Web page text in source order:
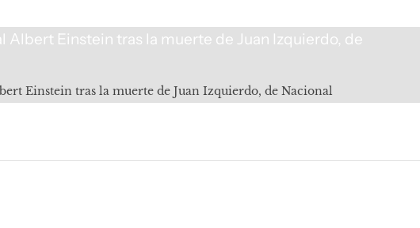
Einstein tras la muerte de Juan Izquierdo, de Nacional